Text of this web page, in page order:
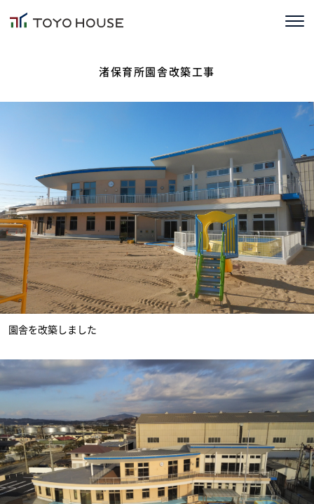
お客様の声
会社情報
ブログ
ニュース
0120-255-269
定休日／土日祝
※事前連絡で定休日も対応可
イベント情報
資料請求・お問い合わせ
渚保育所園舎改築工事
園舎を改築しました